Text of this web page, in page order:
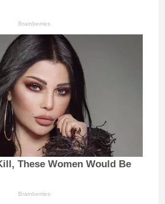
Brainberries
These Women Would Be
Brainberries